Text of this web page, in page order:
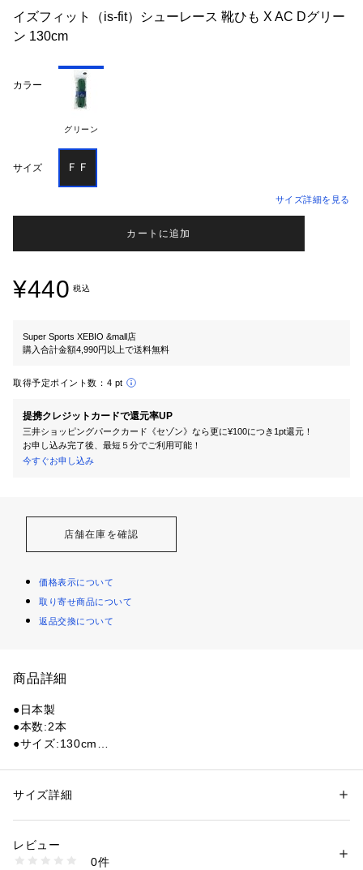
イズフィット（is-fit）シューレース 靴ひも X AC Dグリー
ン 130cm
カラー
グリーン
サイズ ＦＦ
サイズ詳細を見る
カートに追加
¥440 税込
Super Sports XEBIO &mall店
購入合計金額4,990円以上で送料無料
取得予定ポイント数： 4 pt
提携クレジットカードで還元率UP
三井ショッピングパークカード《セゾン》なら更に¥100につき1pt還元！
お申し込み完了後、最短５分でご利用可能！
今すぐお申し込み
店舗在庫を確認
価格表示について
取り寄せ商品について
返品交換について
商品詳細
●日本製
●本数:2本
●サイズ:130cm
【商品の購入にあたっての注意事項】
※ブラウザやお使いのモニター環境により、掲載画像と実際の
商品の色味が若干異なる場合があります。
性別：レディース
ッズ
1540000448530
サイズ詳細
レビュー
0件